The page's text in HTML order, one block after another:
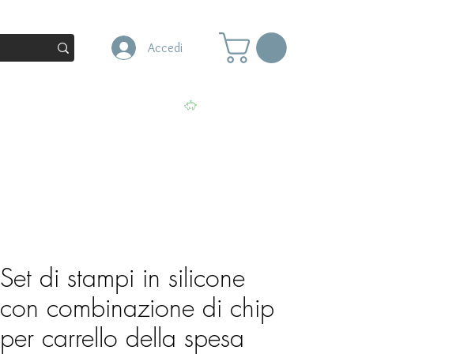
Accedi
Set di stampi in silicone
con combinazione di chip
per carrello della spesa